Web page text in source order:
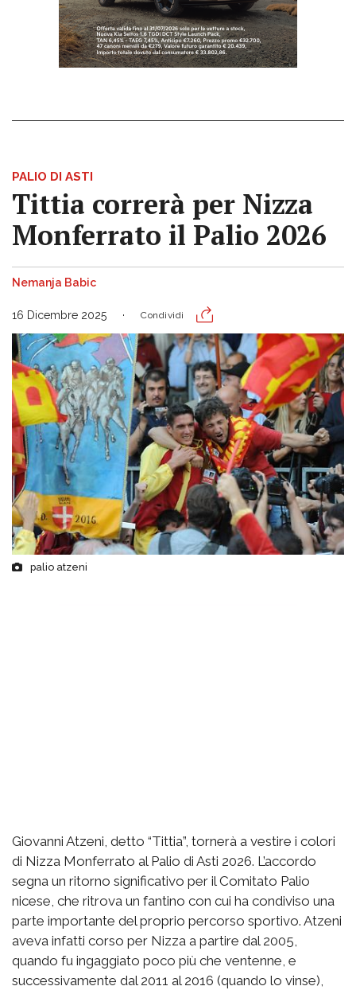
PALIO DI ASTI
Tittia correrà per Nizza
Monferrato il Palio 2026
Nemanja Babic
16 Dicembre 2025 Condividi
palio atzeni
Giovanni Atzeni, detto “Tittia”, tornerà a vestire i colori
di Nizza Monferrato al Palio di Asti 2026. L’accordo
segna un ritorno significativo per il Comitato Palio
nicese, che ritrova un fantino con cui ha condiviso una
parte importante del proprio percorso sportivo. Atzeni
aveva infatti corso per Nizza a partire dal 2005,
quando fu ingaggiato poco più che ventenne, e
successivamente dal 2011 al 2016 (quando lo vinse),